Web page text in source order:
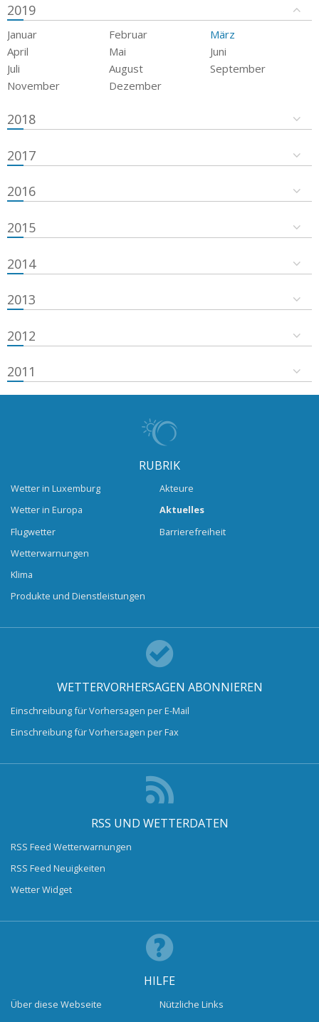
2019
Januar Februar
März
April
Mai
Juni
Juli
August
September
November
Dezember
2018
2017
2016
2015
2014
2013
2012
2011
RUBRIK
Wetter in Luxemburg
Wetter in Europa
Flugwetter
Wetterwarnungen
Klima
Produkte und Dienstleistungen
Akteure
Aktuelles
Barrierefreiheit
WETTERVORHERSAGEN ABONNIEREN
Einschreibung für Vorhersagen per E-Mail
Einschreibung für Vorhersagen per Fax
RSS UND WETTERDATEN
RSS Feed Wetterwarnungen
RSS Feed Neuigkeiten
Wetter Widget
HILFE
Über diese Webseite
Nützliche Links